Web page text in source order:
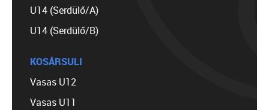
U14 (Serdülő/A)
U14 (Serdülő/B)
KOSÁRSULI
Vasas U12
Vasas U11